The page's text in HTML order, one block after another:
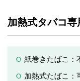
加熱式タバコ専
紙巻きたばこ：
加熱式たばこ：